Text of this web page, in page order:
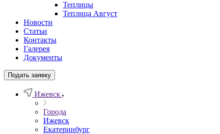
Теплицы
Теплица Август
Новости
Статьи
Контакты
Галерея
Документы
Подать заявку
Ижевск
Города
Ижевск
Екатеринбург